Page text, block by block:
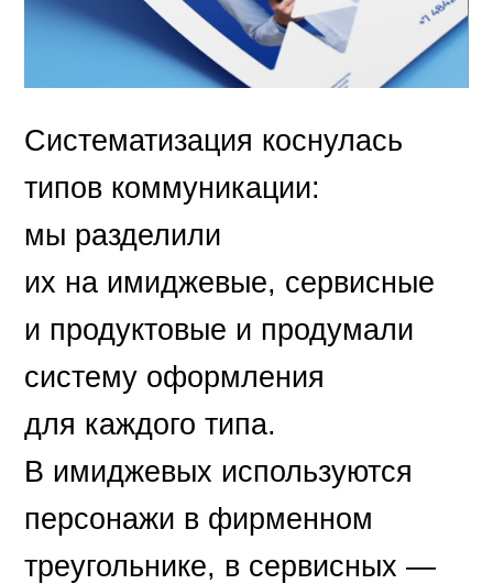
Систематизация коснулась
типов коммуникации:
мы разделили
их на имиджевые, сервисные
и продуктовые и продумали
систему оформления
для каждого типа.
В имиджевых используются
персонажи в фирменном
треугольнике, в сервисных —